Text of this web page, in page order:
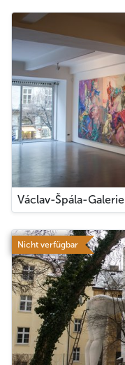
Václav-Špála-Galerie
Nicht verfügbar